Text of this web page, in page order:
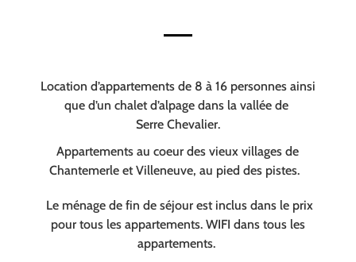
Location d’appartements de 8 à 16 personnes ainsi
que d’un chalet d’alpage dans la vallée de
Serre Chevalier.
Appartements au coeur des vieux villages de
Chantemerle et Villeneuve, au pied des pistes.
Le ménage de fin de séjour est inclus dans le prix
pour tous les appartements. WIFI dans tous les
appartements.